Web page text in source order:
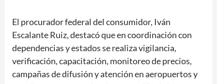
El procurador federal del consumidor, Iván
Escalante Ruiz, destacó que en coordinación con
dependencias y estados se realiza vigilancia,
verificación, capacitación, monitoreo de precios,
campañas de difusión y atención en aeropuertos y